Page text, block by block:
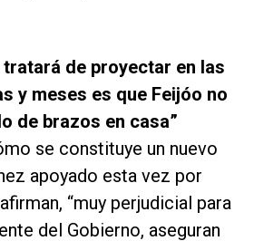
tratará de proyectar en las
y meses es que Feijóo no
de brazos en casa”
se constituye un nuevo
apoyado esta vez por
“muy perjudicial para
del Gobierno, aseguran